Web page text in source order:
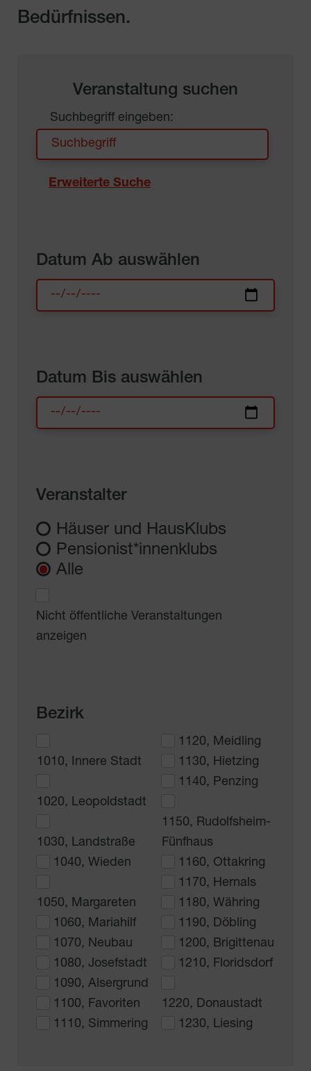
Bedürfnissen.
Veranstaltung suchen
Suchbegriff eingeben:
Erweiterte Suche
Datum Ab auswählen
Datum Bis auswählen
Veranstalter
Häuser und HausKlubs
Pensionist*innenklubs
Alle
Nicht öffentliche Veranstaltungen
anzeigen
Bezirk
1010, Innere Stadt
1020, Leopoldstadt
1030, Landstraße
1040, Wieden
1050, Margareten
1060, Mariahilf
1070, Neubau
1080, Josefstadt
1090, Alsergrund
1100, Favoriten
1110, Simmering
1120, Meidling
1130, Hietzing
1140, Penzing
1150, Rudolfsheim-
Fünfhaus
1160, Ottakring
1170, Hernals
1180, Währing
1190, Döbling
1200, Brigittenau
1210, Floridsdorf
1220, Donaustadt
1230, Liesing